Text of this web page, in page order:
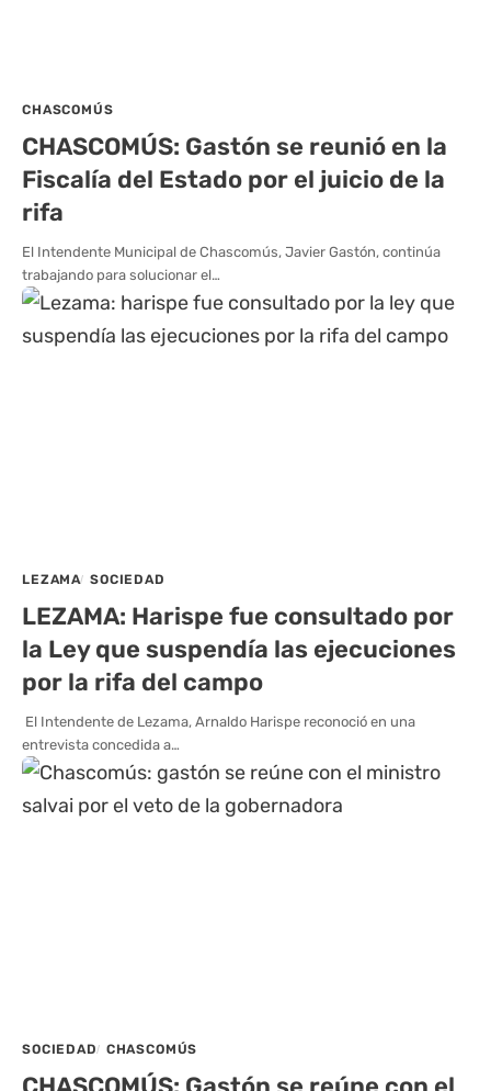
CHASCOMÚS
CHASCOMÚS: Gastón se reunió en la
Fiscalía del Estado por el juicio de la
rifa
El Intendente Municipal de Chascomús, Javier Gastón, continúa
trabajando para solucionar el…
LEZAMA SOCIEDAD
LEZAMA: Harispe fue consultado por
la Ley que suspendía las ejecuciones
por la rifa del campo
El Intendente de Lezama, Arnaldo Harispe reconoció en una
entrevista concedida a…
SOCIEDAD CHASCOMÚS